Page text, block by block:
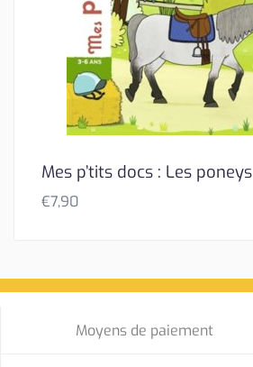
Mes p’tits docs : Les poneys
€7,90
Moyens de paiement